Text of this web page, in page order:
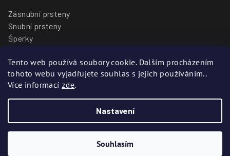
Tento web používá soubory cookie. Dalším procházením
tohoto webu vyjadřujete souhlas s jejich používáním..
Více informací zde.
Nastavení
Souhlasím
Zásnubní prsteny
Snubní prsteny
Šperky
Blog
Prodejny
Zlatnictví Stoch. Všechna práva vyhrazena.
VytvořiliWebotvůrci.cz